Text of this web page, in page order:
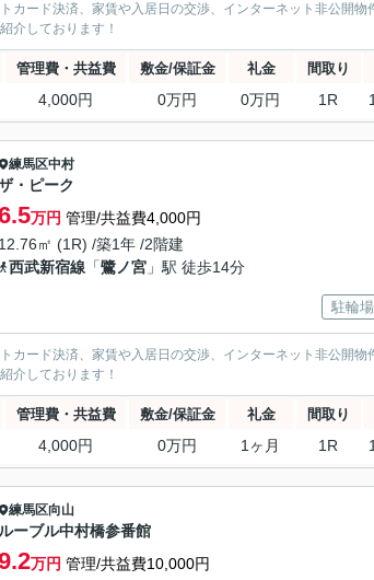
カード決済、家賃や入居日の交渉、インターネット非公開物
介しております！
管理費・共益費 敷金/保証金 礼金 間取り
4,000円 0万円 0万円 1R
練馬区中村
・ピーク
万円 管理/共益費4,000円
12.76㎡ (1R) /築1年 /2階建
西武新宿線 「鷺ノ宮 」駅 徒歩14分
駐輪場
カード決済、家賃や入居日の交渉、インターネット非公開物
介しております！
管理費・共益費 敷金/保証金 礼金 間取り
4,000円 0万円 1ヶ月 1R
練馬区向山
ルーブル中村橋参番館
万円 管理/共益費10,000円